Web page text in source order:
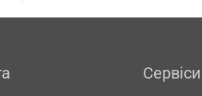
Сервіси